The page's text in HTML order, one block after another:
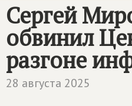
Сергей
обвинил
разгоне
28 августа 2025